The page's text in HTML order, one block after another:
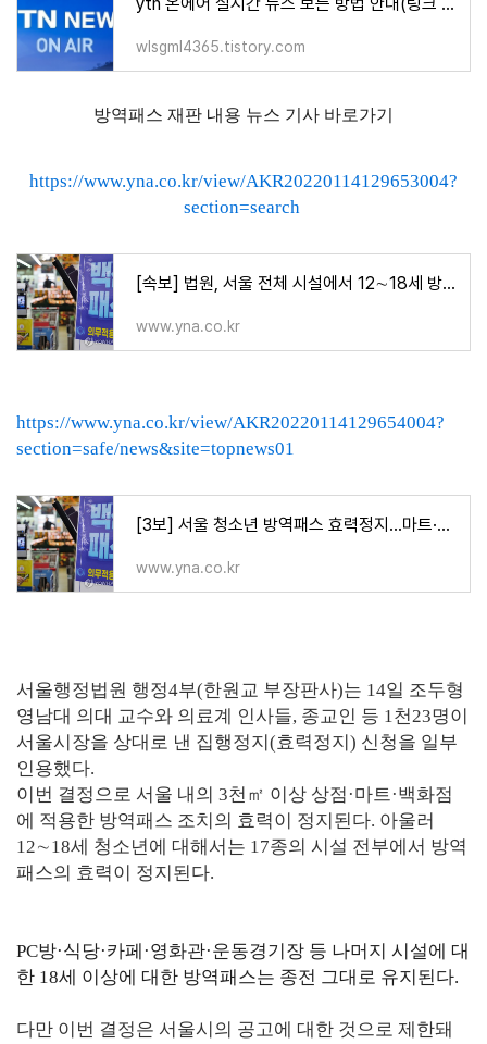
wlsgml4365.tistory.com
방역패스 재판 내용 뉴스 기사 바로가기
https://www.yna.co.kr/view/AKR20220114129653004?
section=search
[속보] 법원, 서울 전체 시설에서 12∼18세 방역패스 효력 정지 | 연합뉴스
www.yna.co.kr
https://www.yna.co.kr/view/AKR20220114129654004?
section=safe/news&site=topnews01
[3보] 서울 청소년 방역패스 효력정지…마트·백화점도 적용 중단 | 연합뉴스
www.yna.co.kr
서울행정법원 행정4부(한원교 부장판사)는 14일 조두형
영남대 의대 교수와 의료계 인사들, 종교인 등 1천23명이
서울시장을 상대로 낸 집행정지(효력정지) 신청을 일부
인용했다.
이번 결정으로 서울 내의 3천㎡ 이상 상점·마트·백화점
에 적용한 방역패스 조치의 효력이 정지된다. 아울러
12∼18세 청소년에 대해서는 17종의 시설 전부에서 방역
패스의 효력이 정지된다.
PC방·식당·카페·영화관·운동경기장 등 나머지 시설에 대
한 18세 이상에 대한 방역패스는 종전 그대로 유지된다.
다만 이번 결정은 서울시의 공고에 대한 것으로 제한돼